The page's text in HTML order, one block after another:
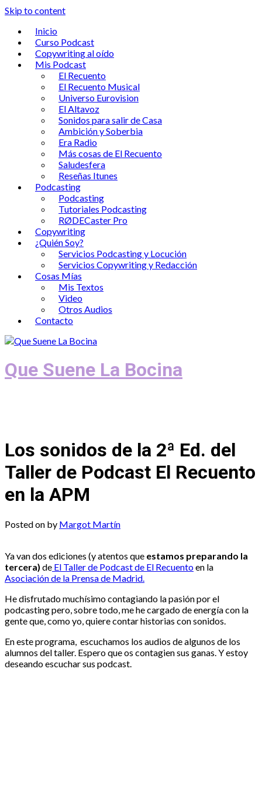
Skip to content
Inicio
Curso Podcast
Copywriting al oído
Mis Podcast
El Recuento
El Recuento Musical
Universo Eurovision
El Altavoz
Sonidos para salir de Casa
Ambición y Soberbia
Era Radio
Más cosas de El Recuento
Saludesfera
Reseñas Itunes
Podcasting
Podcasting
Tutoriales Podcasting
RØDECaster Pro
Copywriting
¿Quién Soy?
Servicios Podcasting y Locución
Servicios Copywriting y Redacción
Cosas Mías
Mis Textos
Video
Otros Audios
Contacto
Que Suene La Bocina
Los sonidos de la 2ª Ed. del
Taller de Podcast El Recuento
en la APM
Posted on by Margot Martín
Ya van dos ediciones (y atentos que estamos preparando la
tercera) de El Taller de Podcast de El Recuentoen la
Asociación de la Prensa de Madrid.
He disfrutado muchísimo contagiando la pasión por el
podcasting pero, sobre todo, me he cargado de energía con la
gente que, como yo, quiere contar historias con sonidos.
En este programa, escuchamos los audios de algunos de los
alumnos del taller. Espero que os contagien sus ganas. Y estoy
deseando escuchar sus podcast.